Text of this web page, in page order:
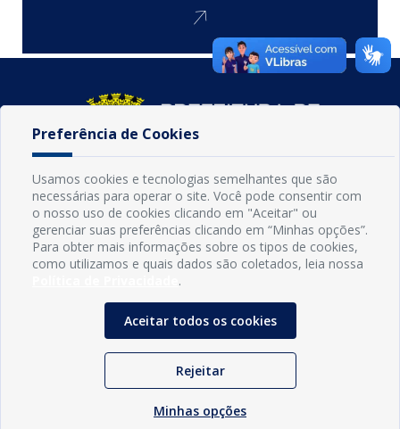
INFORMAÇÕES
LOC RODOVIA PB 018, SN, Centro, Conde, PB, 58322-000
Exp: Segunda a sexta, das 8h às 14h.
Preferência de Cookies
Usamos cookies e tecnologias semelhantes que são
necessárias para operar o site. Você pode consentir com
o nosso uso de cookies clicando em "Aceitar" ou
gerenciar suas preferências clicando em “Minhas opções”.
Para obter mais informações sobre os tipos de cookies,
como utilizamos e quais dados são coletados, leia nossa
.
Aceitar todos os cookies
Rejeitar
Minhas opções